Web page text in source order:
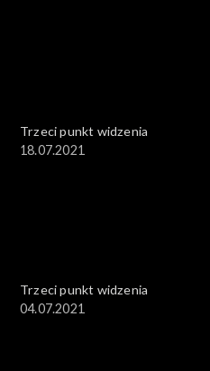
Trzeci punkt widzenia
18.07.2021
Trzeci punkt widzenia
04.07.2021